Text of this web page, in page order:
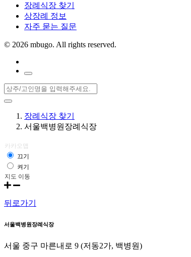
장례식장 찾기
상장례 정보
자주 묻는 질문
© 2026 mbugo. All rights reserved.
장례식장 찾기
서울백병원장례식장
카카오맵
끄기
켜기
지도 이동
뒤로가기
서울백병원장례식장
서울 중구 마른내로 9 (저동2가, 백병원)